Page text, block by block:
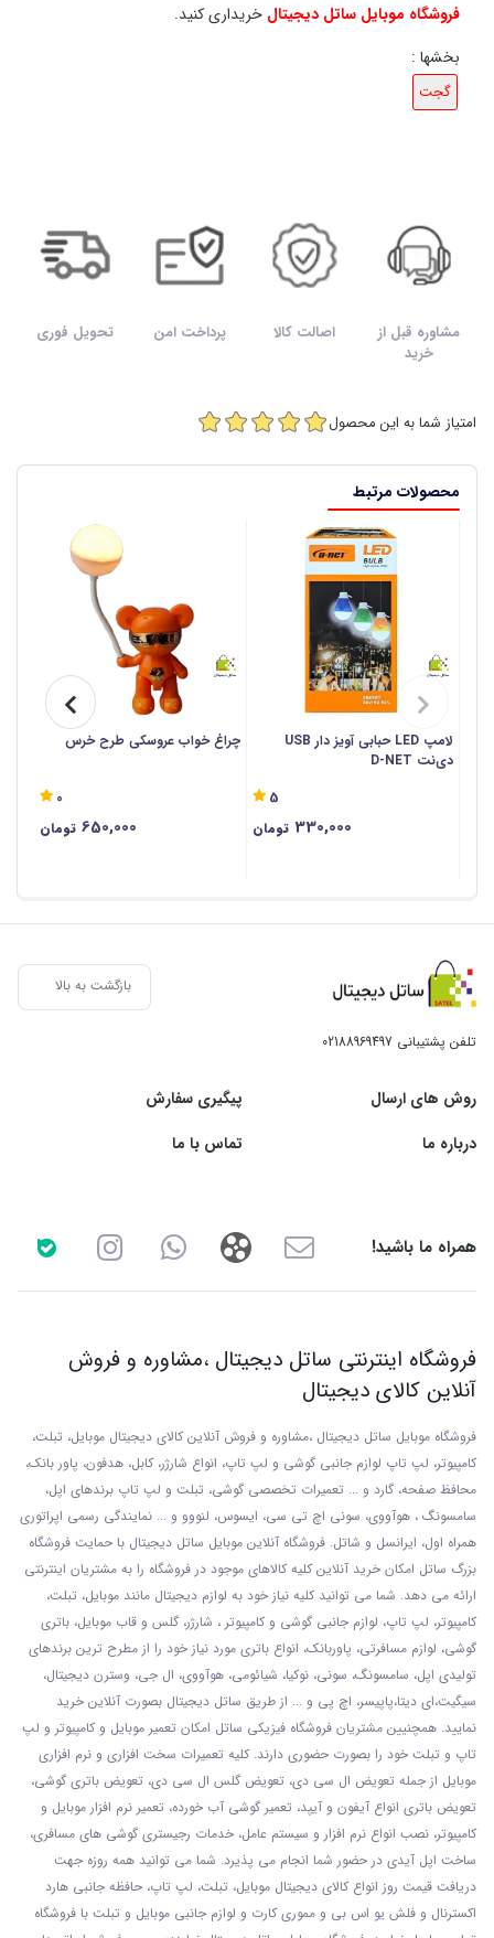
فروشگاه موبایل ساتل دیجیتال خریداری کنید.
بخشها :
گجت
مشاوره قبل از
خرید
اصالت کالا پرداخت امن تحویل فوری
امتیاز شما به این محصول
محصولات مرتبط
لامپ LED حبابی آویز دار USB
دی‌نت D-NET
5
330,000 تومان
چراغ خواب عروسکی طرح خرس
0
650,000 تومان
بازگشت به بالا
تلفن پشتیبانی 02188969497
روش های ارسال
پیگیری سفارش
درباره ما
تماس با ما
همراه ما باشید!
فروشگاه اینترنتی ساتل دیجیتال ،مشاوره و فروش
آنلاین کالای دیجیتال
فروشگاه موبایل ساتل دیجیتال ،مشاوره و فروش آنلاین کالای دیجیتال موبایل، تبلت،
کامپیوتر، لپ تاپ لوازم جانبی گوشی و لپ تاپ، انواع شارژر، کابل، هدفون، پاور بانک،
محافظ صفحه، گارد و ... تعمیرات تخصصی گوشی، تبلت و لپ تاپ برندهای اپل،
سامسونگ ، هوآووی، سونی اچ تی سی، ایسوس، لنووو و ... نمایندگی رسمی اپراتوری
همراه اول، ایرانسل و شاتل. فروشگاه آنلاین موبایل ساتل دیجیتال با حمایت فروشگاه
بزرگ ساتل امکان خرید آنلاین کلیه کالاهای موجود در فروشگاه را به مشتریان اینترنتی
ارائه می دهد. شما می توانید کلیه نیاز خود به لوازم دیجیتال مانند موبایل، تبلت،
کامپیوتر، لپ تاپ، لوازم جانبی گوشی و کامپیوتر ، شارژر، گلس و قاب موبایل، باتری
گوشی، لوازم مسافرتی، پاوربانک، انواع باتری مورد نیاز خود را از مطرح ترین برندهای
تولیدی اپل، سامسونگ، سونی، نوکیا، شیائومی، هوآووی، ال جی، وسترن دیجیتال،
سیگیت،ای دیتا،پاپیسر، اچ پی و ... از طریق ساتل دیجیتال بصورت آنلاین خرید
نمایید. همچنیین مشتریان فروشگاه فیزیکی ساتل امکان تعمیر موبایل و کامپیوتر و لپ
تاپ و تبلت خود را بصورت حضوری دارند. کلیه تعمیرات سخت افزاری و نرم افزاری
موبایل از جمله تعویض ال سی دی، تعویض گلس ال سی دی، تعویض باتری گوشی،
تعویض باتری انواع آیفون و آیپد، تعمیر گوشی آب خورده، تعمیر نرم افزار موبایل و
کامپیوتر، نصب انواع نرم افزار و سیستم عامل، خدمات رجیستری گوشی های مسافری،
ساخت اپل آیدی در حضور شما انجام می پذیرد. شما می توانید همه روزه جهت
دریافت قیمت روز انواع کالای دیجیتال موبایل، تبلت، لپ تاپ، حافظه جانبی هارد
اکسترنال و فلش یو اس بی و مموری کارت و لوازم جانبی موبایل و تبلت با فروشگاه